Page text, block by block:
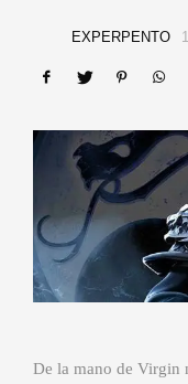
EXPERPENTO
De la mano de Virgin